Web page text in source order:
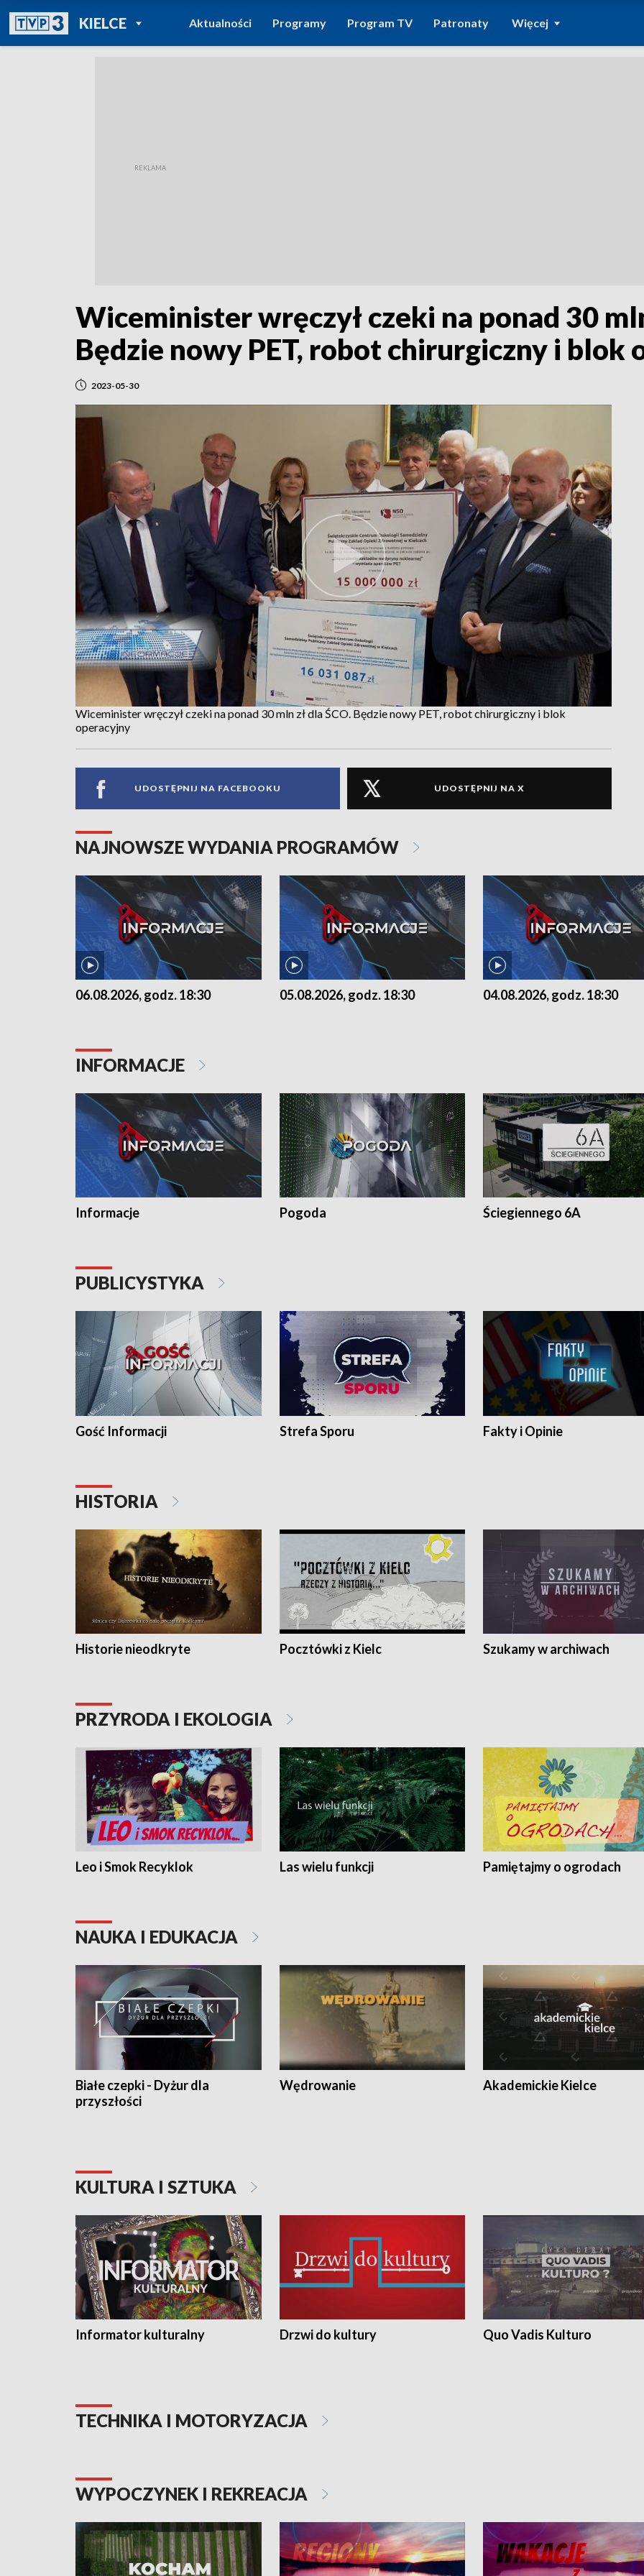
KIELCEPOWRÓT DO
TVP REGIONY
Aktualności Programy Program TV Patronaty Więcej
Wiceminister wręczył czeki na ponad 30
Będzie nowy PET, robot chirurgiczny i blok
2023-05-30
Wiceminister wręczył czeki na ponad 30 mln zł dla ŚCO. Będzie nowy PET, robot chirurgiczny i blok
operacyjny
UDOSTĘPNIJ NA FACEBOOKU UDOSTĘPNIJ NA X
NAJNOWSZE WYDANIA PROGRAMÓW
06.08.2026, godz. 18:30 05.08.2026, godz. 18:30 04.08.2026, godz. 18:30
INFORMACJE
Informacje Pogoda Ściegiennego 6A
PUBLICYSTYKA
Gość Informacji Strefa Sporu Fakty i Opinie
HISTORIA
Historie nieodkryte Pocztówki z Kielc Szukamy w archiwach
PRZYRODA I EKOLOGIA
Leo i Smok Recyklok Las wielu funkcji Pamiętajmy o ogrodach
NAUKA I EDUKACJA
Białe czepki - Dyżur dla
przyszłości
Wędrowanie Akademickie Kielce
KULTURA I SZTUKA
Informator kulturalny Drzwi do kultury Quo Vadis Kulturo
TECHNIKA I MOTORYZACJA
WYPOCZYNEK I REKREACJA